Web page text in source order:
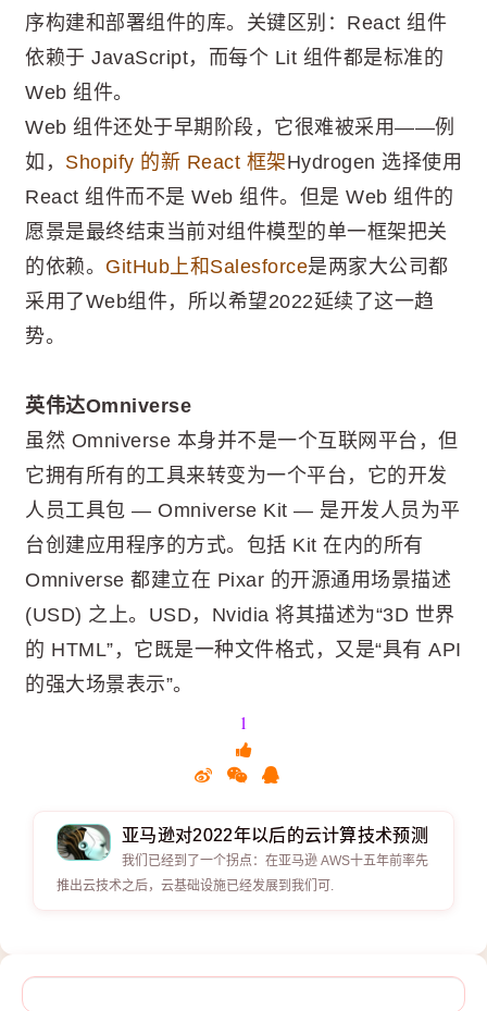
序构建和部署组件的库。关键区别：React 组件
依赖于 JavaScript，而每个 Lit 组件都是标准的
Web 组件。
Web 组件还处于早期阶段，它很难被采用——例
如， Shopify 的新 React 框架Hydrogen 选择使用
React 组件而不是 Web 组件。但是 Web 组件的
愿景是最终结束当前对组件模型的单一框架把关
的依赖。 GitHub上和Salesforce是两家大公司都
采用了Web组件，所以希望2022延续了这一趋
势。
英伟达Omniverse
虽然 Omniverse 本身并不是一个互联网平台，但
它拥有所有的工具来转变为一个平台，它的开发
人员工具包 — Omniverse Kit — 是开发人员为平
台创建应用程序的方式。包括 Kit 在内的所有
Omniverse 都建立在 Pixar 的开源通用场景描述
(USD) 之上。USD，Nvidia 将其描述为“3D 世界
的 HTML”，它既是一种文件格式，又是“具有 API
的强大场景表示”。
1
亚马逊对2022年以后的云计算技术预测
我们已经到了一个拐点：在亚马逊 AWS十五年前率先
推出云技术之后，云基础设施已经发展到我们可.